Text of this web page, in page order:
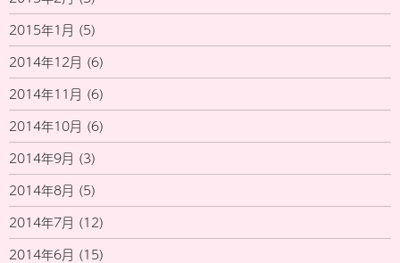
2015年1月 (5)
2014年12月 (6)
2014年11月 (6)
2014年10月 (6)
2014年9月 (3)
2014年8月 (5)
2014年7月 (12)
2014年6月 (15)